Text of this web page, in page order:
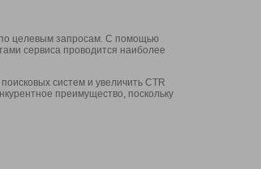
по целевым запросам. С помощью
сервиса проводится наиболее
систем и увеличить CTR
преимущество, поскольку